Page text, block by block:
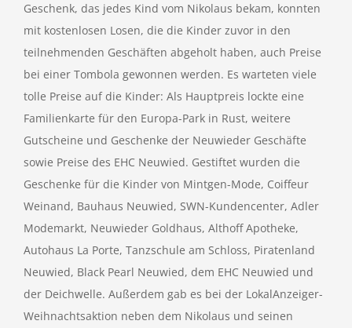
Geschenk, das jedes Kind vom Nikolaus bekam, konnten
mit kostenlosen Losen, die die Kinder zuvor in den
teilnehmenden Geschäften abgeholt haben, auch Preise
bei einer Tombola gewonnen werden. Es warteten viele
tolle Preise auf die Kinder: Als Hauptpreis lockte eine
Familienkarte für den Europa-Park in Rust, weitere
Gutscheine und Geschenke der Neuwieder Geschäfte
sowie Preise des EHC Neuwied. Gestiftet wurden die
Geschenke für die Kinder von Mintgen-Mode, Coiffeur
Weinand, Bauhaus Neuwied, SWN-Kundencenter, Adler
Modemarkt, Neuwieder Goldhaus, Althoff Apotheke,
Autohaus La Porte, Tanzschule am Schloss, Piratenland
Neuwied, Black Pearl Neuwied, dem EHC Neuwied und
der Deichwelle. Außerdem gab es bei der LokalAnzeiger-
Weihnachtsaktion neben dem Nikolaus und seinen